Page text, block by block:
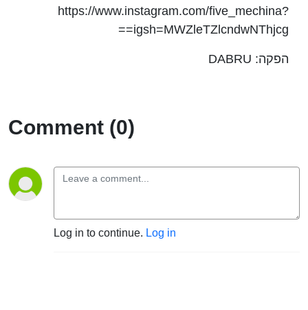
https://www.instagram.com/five_mechina?
igsh=MWZleTZlcndwNThjcg==
הפקה: DABRU
Comment (0)
Log in to continue. Log in